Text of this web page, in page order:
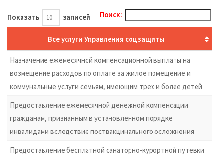
Показать записей Поиск:
Все услуги Управления соцзащиты
Назначение ежемесячной компенсационной выплаты на
возмещение расходов по оплате за жилое помещение и
коммунальные услуги семьям, имеющим трех и более детей
Предоставление ежемесячной денежной компенсации
гражданам, признанным в установленном порядке
инвалидами вследствие поствакцинального осложнения
Предоставление бесплатной санаторно-курортной путевки